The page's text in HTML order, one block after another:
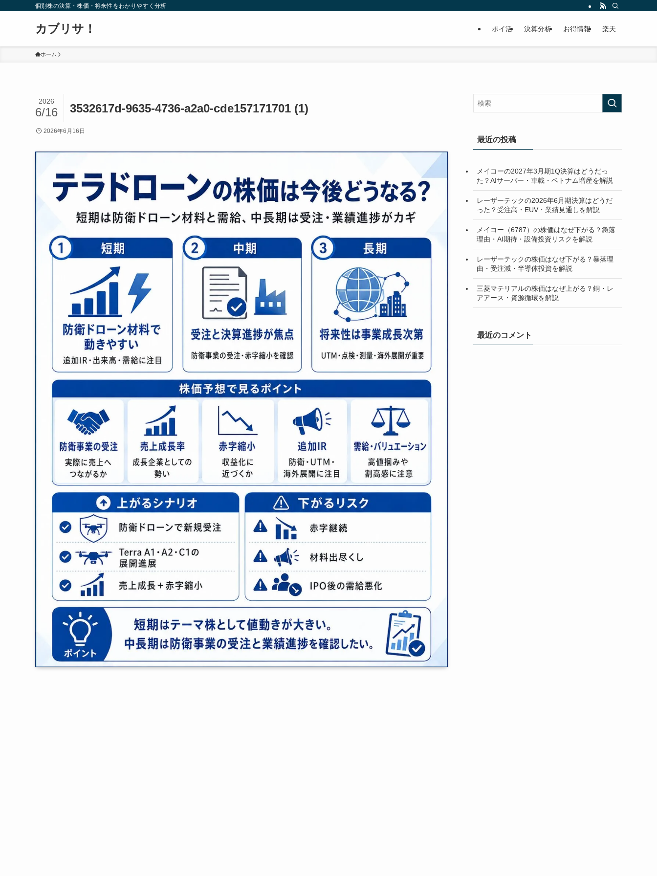
個別株の決算・株価・将来性をわかりやすく分析
カブリサ！ ポイ活 決算分析 お得情報 楽天
ホーム
3532617d-9635-4736-a2a0-cde157171701 (1)
2026
6/16
2026年6月16日
最近の投稿
メイコーの2027年3月期1Q決算はどうだっ
た？AIサーバー・車載・ベトナム増産を解説
レーザーテックの2026年6月期決算はどうだ
った？受注高・EUV・業績見通しを解説
メイコー（6787）の株価はなぜ下がる？急落
理由・AI期待・設備投資リスクを解説
レーザーテックの株価はなぜ下がる？暴落理
由・受注減・半導体投資を解説
三菱マテリアルの株価はなぜ上がる？銅・レ
アアース・資源循環を解説
最近のコメント